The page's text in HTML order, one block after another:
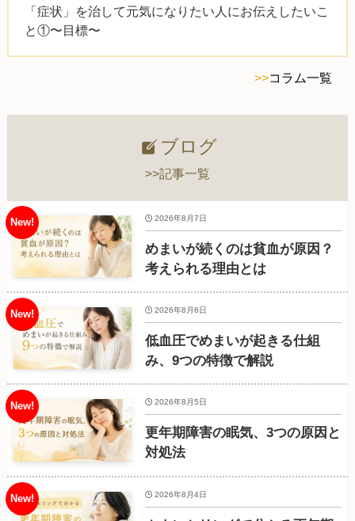
「症状」を治して元気になりたい人にお伝えしたいこ
と①〜目標〜
>>コラム一覧
ブログ
>>記事一覧
めまいが続くのは貧血が原因？
考えられる理由とは
2026年8月7日
低血圧でめまいが起きる仕組
み、9つの特徴で解説
2026年8月6日
更年期障害の眠気、3つの原因と
対処法
2026年8月5日
2026年8月4日